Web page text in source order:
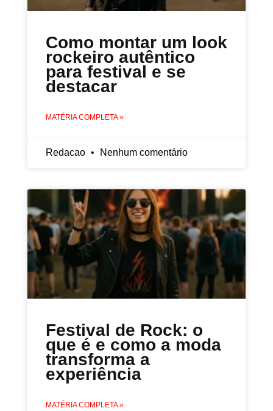
Como montar um look
rockeiro autêntico
para festival e se
destacar
MATÉRIA COMPLETA »
Redacao Nenhum comentário
Festival de Rock: o
que é e como a moda
transforma a
experiência
MATÉRIA COMPLETA »